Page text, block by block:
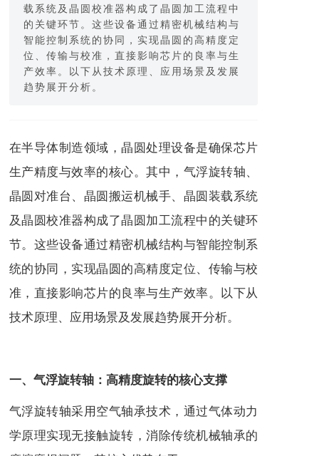
载系统及晶圆校准器构成了晶圆加工流程中
的关键环节。这些设备通过精密机械结构与
智能控制系统的协同，实现晶圆的高精度定
位、传输与校准，直接影响芯片的良率与生
产效率。以下从技术原理、应用场景及发展
趋势展开分析。
在半导体制造领域，晶圆处理设备是确保芯片
生产精度与效率的核心。其中，气浮旋转轴、
晶圆对准台、晶圆搬运机械手、晶圆装载系统
及晶圆校准器构成了晶圆加工流程中的关键环
节。这些设备通过精密机械结构与智能控制系
统的协同，实现晶圆的高精度定位、传输与校
准，直接影响芯片的良率与生产效率。以下从
技术原理、应用场景及发展趋势展开分析。
一、气浮旋转轴：高精度旋转的核心支撑
气浮旋转轴采用空气轴承技术，通过气体动力
学原理实现无接触旋转，消除传统机械轴承的